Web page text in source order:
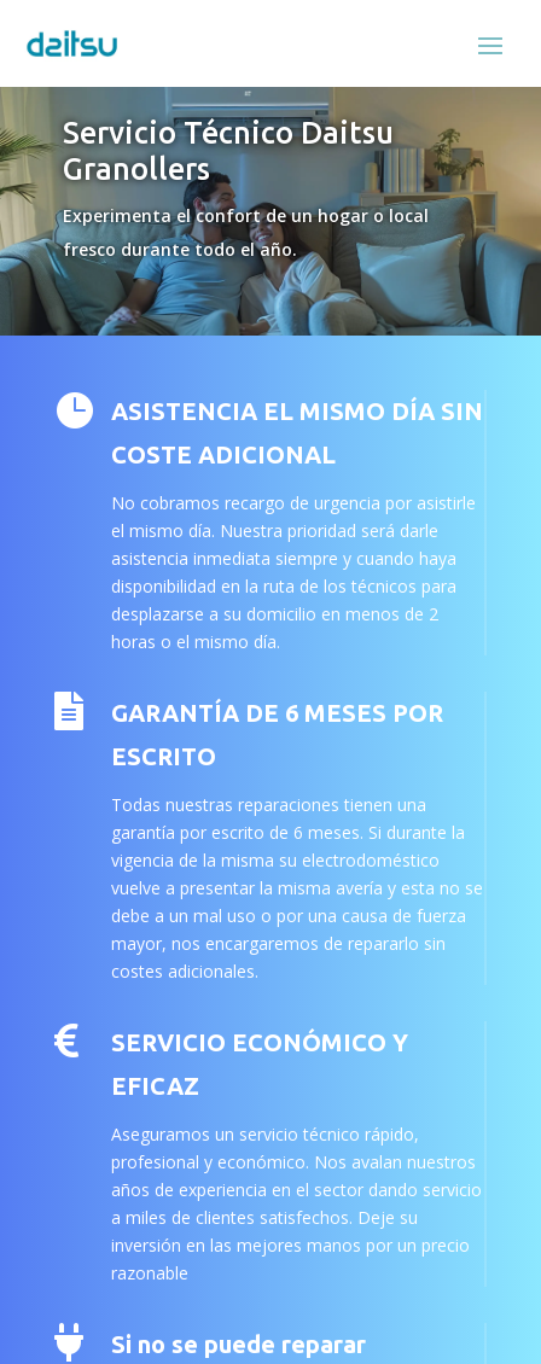
Servicio Técnico Daitsu
Granollers
Experimenta el confort de un hogar o local
fresco durante todo el año.

ASISTENCIA EL MISMO DÍA SIN
COSTE ADICIONAL
No cobramos recargo de urgencia por asistirle
el mismo día. Nuestra prioridad será darle
asistencia inmediata siempre y cuando haya
disponibilidad en la ruta de los técnicos para
desplazarse a su domicilio en menos de 2
horas o el mismo día.

GARANTÍA DE 6 MESES POR
ESCRITO
Todas nuestras reparaciones tienen una
garantía por escrito de 6 meses. Si durante la
vigencia de la misma su electrodoméstico
vuelve a presentar la misma avería y esta no se
debe a un mal uso o por una causa de fuerza
mayor, nos encargaremos de repararlo sin
costes adicionales.

SERVICIO ECONÓMICO Y
EFICAZ
Aseguramos un servicio técnico rápido,
profesional y económico. Nos avalan nuestros
años de experiencia en el sector dando servicio
a miles de clientes satisfechos. Deje su
inversión en las mejores manos por un precio
razonable

Si no se puede reparar